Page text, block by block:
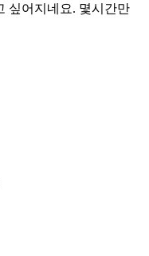
싶어지네요. 몇시간만